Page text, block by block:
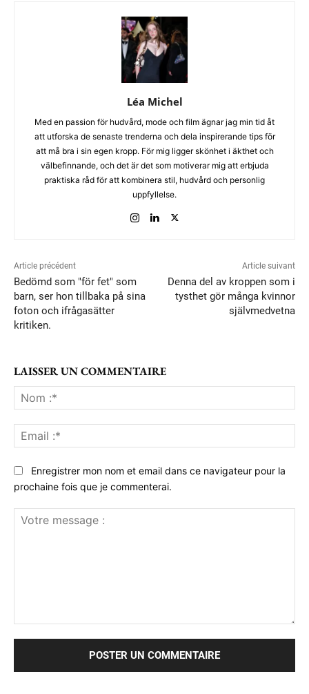
Léa Michel
Med en passion för hudvård, mode och film ägnar jag min tid åt
att utforska de senaste trenderna och dela inspirerande tips för
att må bra i sin egen kropp. För mig ligger skönhet i äkthet och
välbefinnande, och det är det som motiverar mig att erbjuda
praktiska råd för att kombinera stil, hudvård och personlig
uppfyllelse.
Article précédent
Bedömd som "för fet" som
barn, ser hon tillbaka på sina
foton och ifrågasätter
kritiken.
Article suivant
Denna del av kroppen som i
tysthet gör många kvinnor
självmedvetna
LAISSER UN COMMENTAIRE
:*
:*
Enregistrer mon nom et email dans ce navigateur pour la
prochaine fois que je commenterai.